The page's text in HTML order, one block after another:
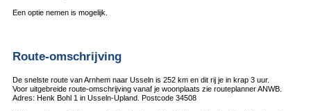
Een optie nemen is mogelijk.
Route-omschrijving
De snelste route van Arnhem naar Usseln is 252 km en dit rij je in krap 3 uur.
Voor uitgebreide route-omschrijving vanaf je woonplaats zie routeplanner ANWB.
Adres: Henk Bohl 1 in Usseln-Upland. Postcode 34508